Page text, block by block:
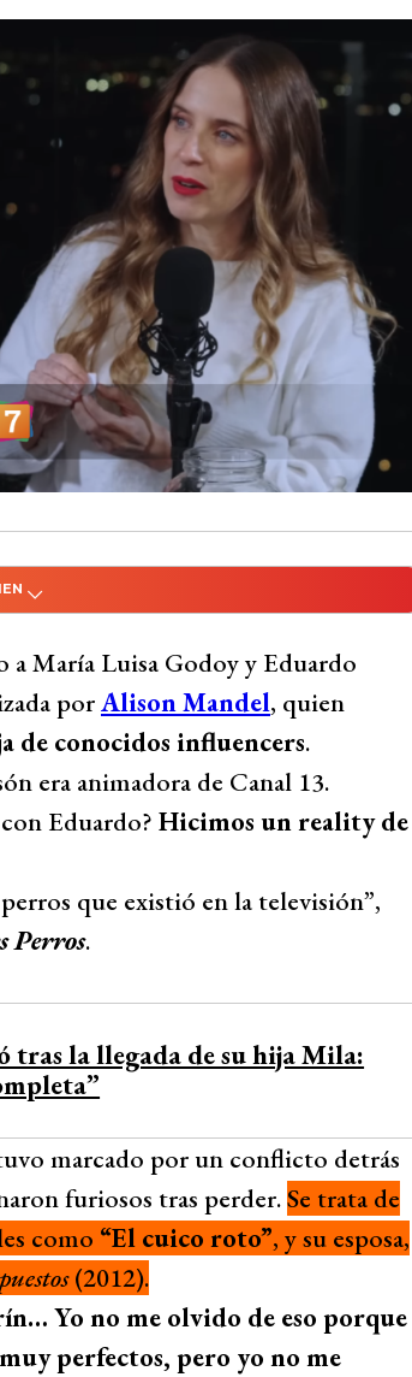
de influencers durante la emisión
se remonta al reality de perros
Jorge Pichara e Ivi
Alison y Eduardo Fuentes tras
reencontró con la pareja de manera
y reveló las amenazas
a María Luisa Godoy y Eduardo
porAlison Mandel, quien
de conocidos influencers.
era animadora de Canal 13.
Eduardo? Hicimos un reality de
que existió en la televisión”,
Perros.
tras la llegada de su hija Mila:
marcado por un conflicto detrás
furiosos tras perder.Se trata de
como “El cuico roto”, y su esposa,
(2012).
Yo no me olvido de eso porque
perfectos, pero yo no me